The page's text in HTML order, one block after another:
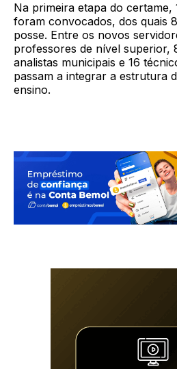
Na primeira etapa do certame,
foram convocados, dos quais
posse. Entre os novos
professores de nível superior,
analistas municipais e 16
passam a integrar a estrutura
ensino.